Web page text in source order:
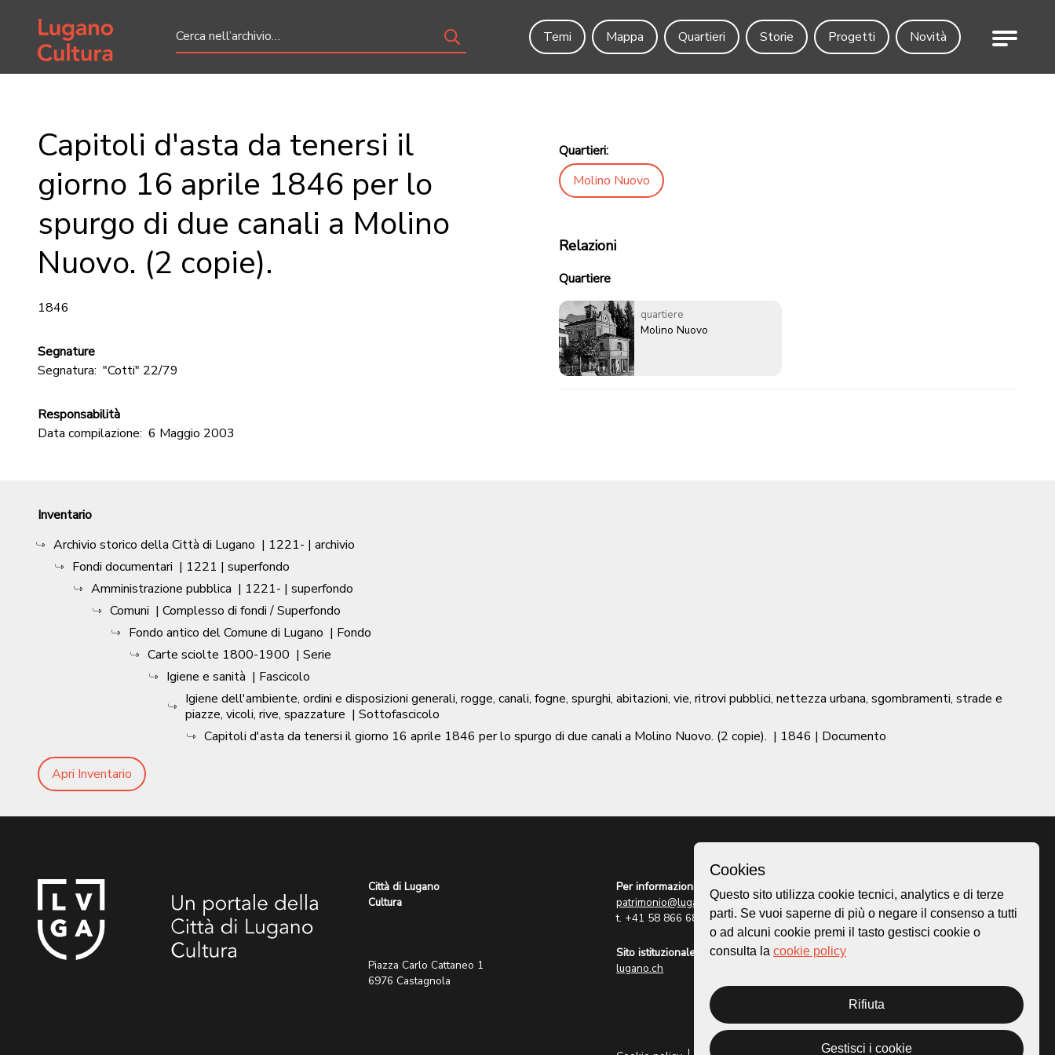
Home page
Temi
Mappa Quartieri Storie Progetti Novità Menu
Capitoli d'asta da tenersi il
giorno 16 aprile 1846 per lo
spurgo di due canali a Molino
Nuovo. (2 copie).
1846
Segnature
Segnatura: "Cotti" 22/79
Responsabilità
Data compilazione: 6 Maggio 2003
Quartieri:
Molino Nuovo
Relazioni
Quartiere
quartiere
Molino Nuovo
Inventario
Archivio storico della Città di Lugano | 1221- | archivio
Fondi documentari | 1221 | superfondo
Amministrazione pubblica | 1221- | superfondo
Comuni | Complesso di fondi / Superfondo
Fondo antico del Comune di Lugano | Fondo
Carte sciolte 1800-1900 | Serie
Igiene e sanità | Fascicolo
Igiene dell'ambiente, ordini e disposizioni generali, rogge, canali, fogne, spurghi, abitazioni, vie, ritrovi pubblici, nettezza urbana, sgombramenti, strade e
piazze, vicoli, rive, spazzature | Sottofascicolo
Capitoli d'asta da tenersi il giorno 16 aprile 1846 per lo spurgo di due canali a Molino Nuovo. (2 copie). | 1846 | Documento
Apri Inventario
Città di Lugano
Cultura
Piazza Carlo Cattaneo 1
6976 Castagnola
Per informazioni:
patrimonio@lugano.ch
t. +41 58 866 68 50
Sito istituzionale:
lugano.ch
Homepage
Mappa
Storie
Cookies
Questo sito utilizza cookie tecnici, analytics e di terze
parti. Se vuoi saperne di più o negare il consenso a tutti
o ad alcuni cookie premi il tasto gestisci cookie o
consulta la cookie policy
Rifiuta
Gestisci i cookie